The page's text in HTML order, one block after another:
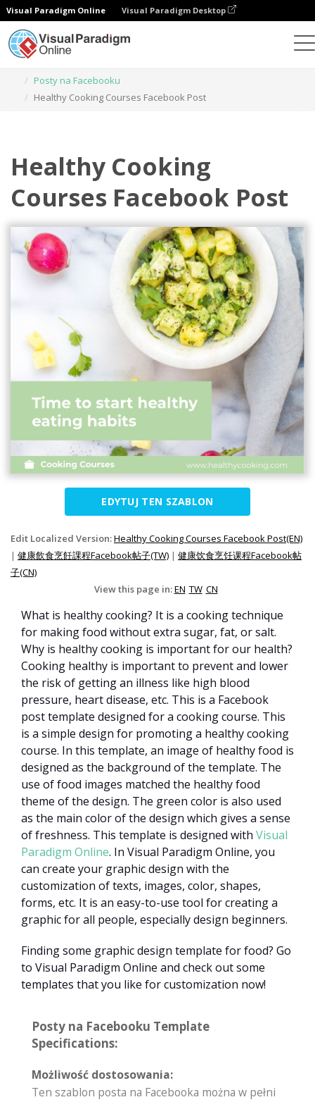
Visual Paradigm Online Visual Paradigm Desktop
Posty na Facebooku
Healthy Cooking Courses Facebook Post
Healthy Cooking
Courses Facebook Post
EDYTUJ TEN SZABLON
Edit Localized Version:Healthy Cooking Courses Facebook Post(EN)
| 健康飲食烹飪課程Facebook帖子(TW) | 健康饮食烹饪课程Facebook帖
子(CN)
View this page in:EN TW CN
What is healthy cooking? It is a cooking technique
for making food without extra sugar, fat, or salt.
Why is healthy cooking is important for our health?
Cooking healthy is important to prevent and lower
the risk of getting an illness like high blood
pressure, heart disease, etc. This is a Facebook
post template designed for a cooking course. This
is a simple design for promoting a healthy cooking
course. In this template, an image of healthy food is
designed as the background of the template. The
use of food images matched the healthy food
theme of the design. The green color is also used
as the main color of the design which gives a sense
of freshness. This template is designed with Visual
Paradigm Online. In Visual Paradigm Online, you
can create your graphic design with the
customization of texts, images, color, shapes,
forms, etc. It is an easy-to-use tool for creating a
graphic for all people, especially design beginners.
Finding some graphic design template for food? Go
to Visual Paradigm Online and check out some
templates that you like for customization now!
Posty na Facebooku Template
Specifications:
Możliwość dostosowania:
Ten szablon posta na Facebooka można w pełni